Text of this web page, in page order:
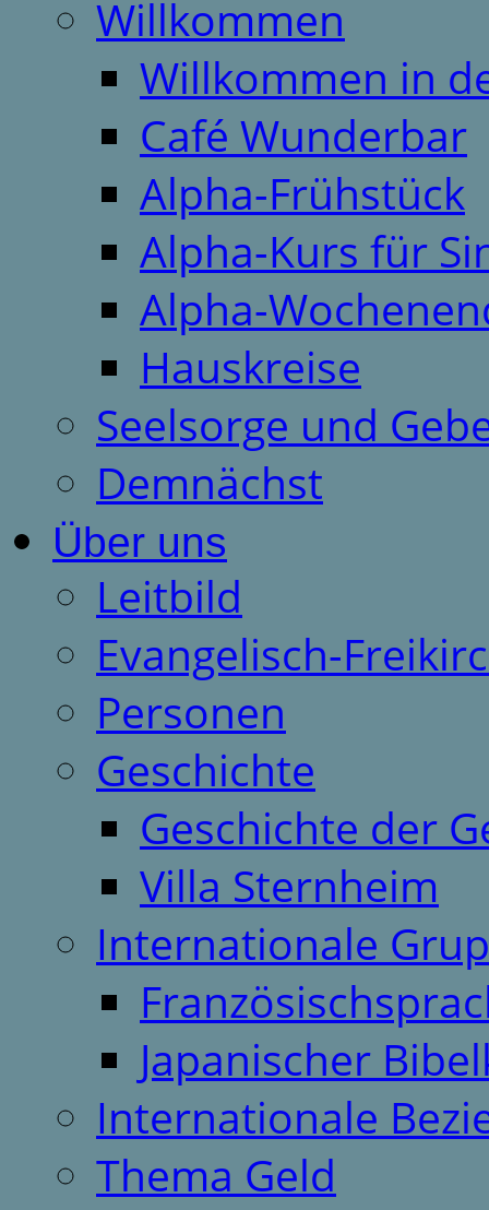
Willkommen
Willkommen in
Café Wunderbar
Alpha-Frühstück
Alpha-Kurs für
Alpha-
Hauskreise
Seelsorge und
Demnächst
Über uns
Leitbild
Evangelisch-
Personen
Geschichte
Geschichte der
Villa Sternheim
Internationale
Japanischer
Internationale
Thema Geld